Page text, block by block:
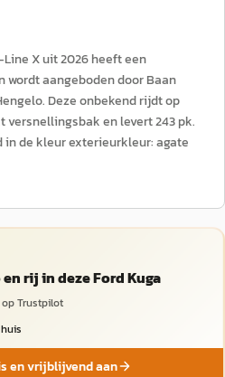
Line X uit 2026 heeft een
wordt aangeboden door Baan
Deze onbekend rijdt op
versnellingsbak en levert 243 pk.
in de kleur exterieurkleur: agate
rij in deze Ford Kuga
Trustpilot
en vrijblijvend aan